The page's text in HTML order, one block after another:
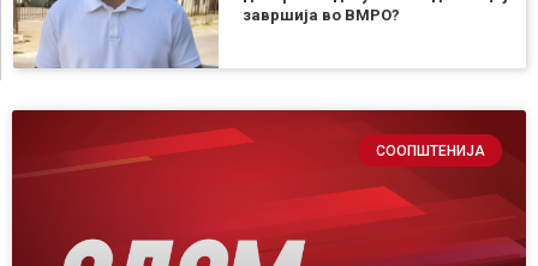
завршија во ВМРО?
СООПШТЕНИЈА